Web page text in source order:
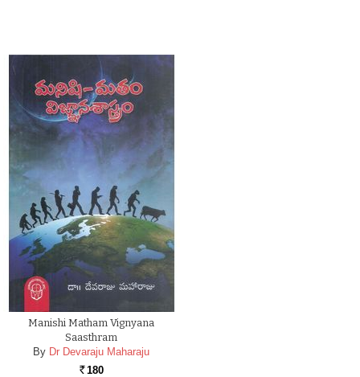
Manishi Matham Vignyana
Saasthram
By Dr Devaraju Maharaju
Rs. 180